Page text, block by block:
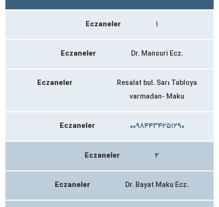
Eczaneler ۱
Eczaneler Dr. Mansuri Ecz.
Eczaneler
Resalat bul. Sarı Tabloya
varmadan- Maku
Eczaneler ۰۰۹۸۴۴۳۴۲۵۱۲۹۰
Eczaneler ۲
Eczaneler Dr. Bayat Maku Ecz.